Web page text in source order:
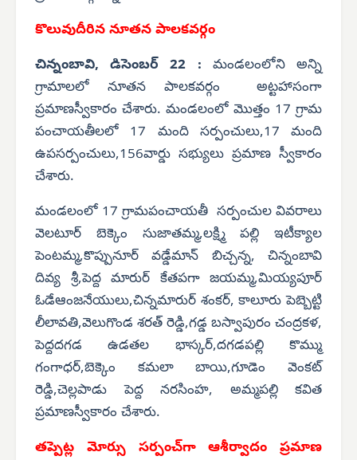
కొలువుదీరిన నూతన పాలకవర్గం
చిన్నంబావి, డిసెంబర్ 22 : మండలంలోని అన్ని
గ్రామాలలో నూతన పాలకవర్గం అట్టహాసంగా
ప్రమాణస్వీకారం చేశారు. మండలంలో మొత్తం 17 గ్రామ
పంచాయతీలలో 17 మంది సర్పంచులు,17 మంది
ఉపసర్పంచులు,156వార్డు సభ్యులు ప్రమాణ స్వీకారం
చేశారు.
మండలంలో 17 గ్రామపంచాయతీ సర్పంచుల వివరాలు
వెలటూర్ బెక్కెం సుజాతమ్మ,లక్ష్మి పల్లి ఇటీక్యాల
పెంటమ్మ,కొప్పునూర్ వడ్డేమాన్ బిచ్చన్న, చిన్నంబావి
దివ్య శ్రీ,పెద్ద మారుర్ కేతపగా జయమ్మ,మియ్యపూర్
ఓడేఆంజనేయులు,చిన్నమారుర్ శంకర్, కాలూరు పెబ్బెట్టి
లీలావతి,వెలుగొండ శరత్ రెడ్డి,గడ్డ బస్వాపురం చంద్రకళ,
పెద్దదగడ ఉడతల భాస్కర్,దగడపల్లి కొమ్ము
గంగాధర్,బెక్కెం కమలా బాయి,గూడెం వెంకట్
రెడ్డి,చెల్లపాడు పెద్ద నరసింహ, అమ్మపల్లి కవిత
ప్రమాణస్వీకారం చేశారు.
తప్పెట్ల మోర్సు సర్పంచ్‌గా ఆశీర్వాదం ప్రమాణ